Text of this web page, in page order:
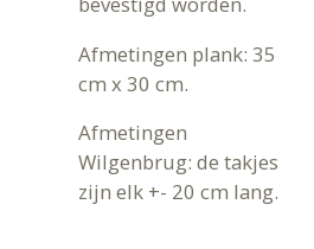
Afmetingen plank: 35
cm x 30 cm.
Afmetingen
Wilgenbrug: de takjes
zijn elk +- 20 cm lang.